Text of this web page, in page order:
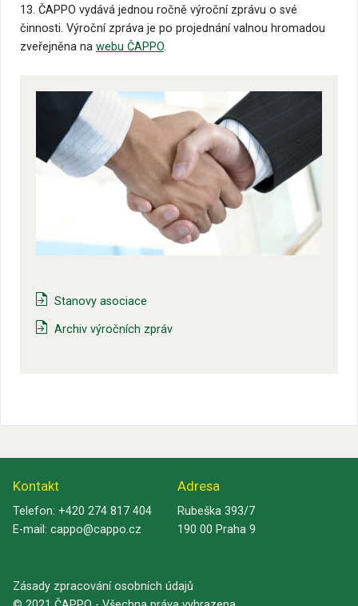
13. ČAPPO vydává jednou ročně výroční zprávu o své
činnosti. Výroční zpráva je po projednání valnou hromadou
zveřejněna na webu ČAPPO.
Stanovy asociace
Archiv výročních zpráv
Kontakt
Telefon: +420 274 817 404
E-mail: cappo@cappo.cz
Adresa
Rubeška 393/7
190 00 Praha 9
Zásady zpracování osobních údajů